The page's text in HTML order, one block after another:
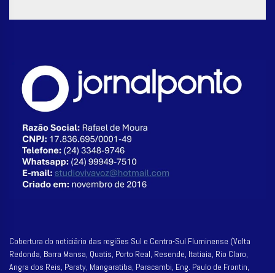
Cobertura do noticiário das regiões Sul e Centro-Sul Fluminense (Volta
Redonda, Barra Mansa, Quatis, Porto Real, Resende, Itatiaia, Rio Claro,
Angra dos Reis, Paraty, Mangaratiba, Paracambi, Eng. Paulo de Frontin,